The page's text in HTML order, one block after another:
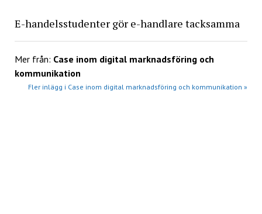
E-handelsstudenter gör e-handlare tacksamma
Mer från: Case inom digital marknadsföring och
kommunikation
Fler inlägg i Case inom digital marknadsföring och kommunikation »